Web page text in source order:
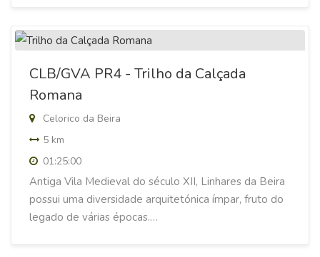
CLB/GVA PR4 - Trilho da Calçada
Romana
Celorico da Beira
5 km
01:25:00
Antiga Vila Medieval do século XII, Linhares da Beira
possui uma diversidade arquitetónica ímpar, fruto do
legado de várias épocas.…